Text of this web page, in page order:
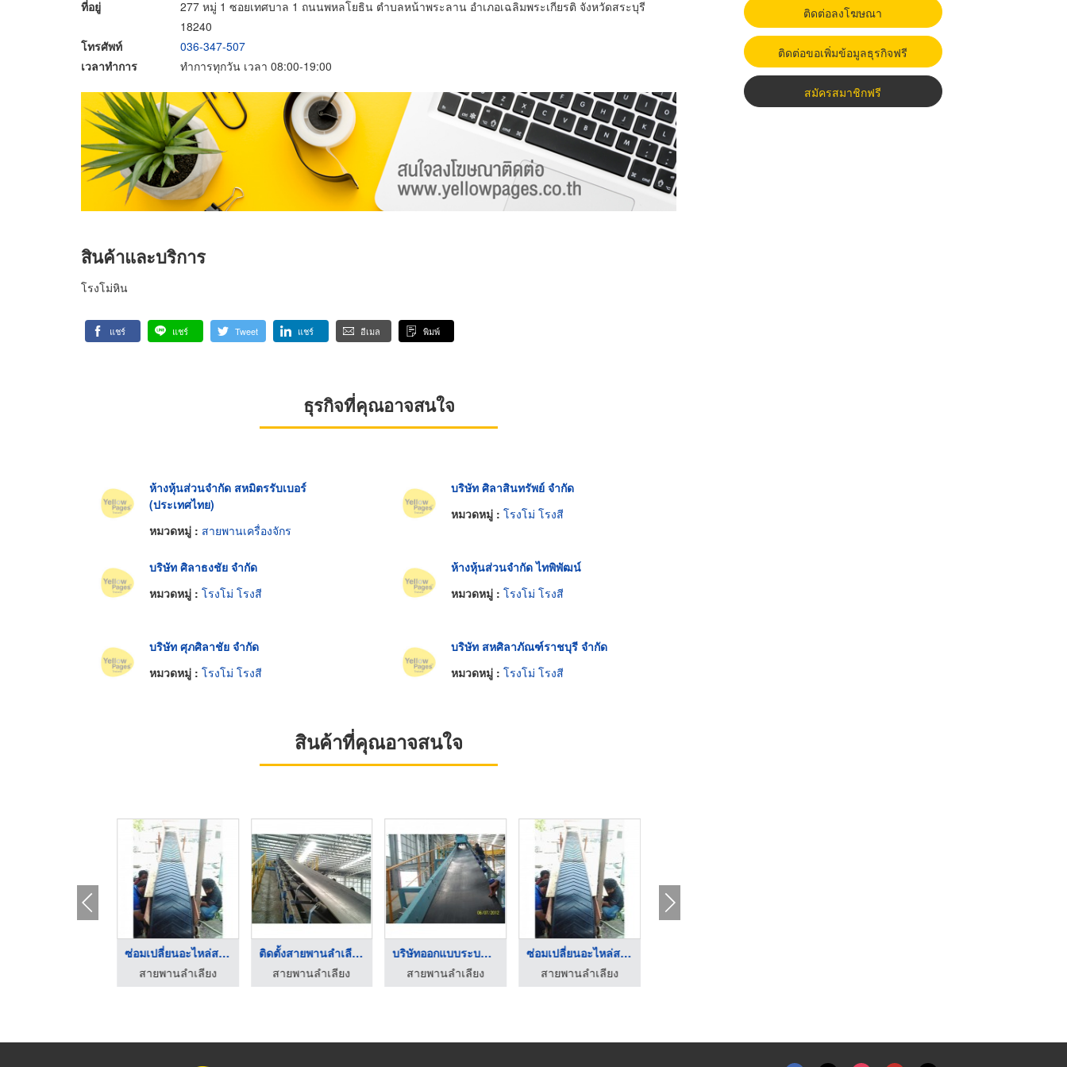
ที่อยู่
277 หมู่ 1 ซอยเทศบาล 1 ถนนพหลโยธิน ตำบลหน้าพระลาน อำเภอเฉลิมพระเกียรติ จังหวัดสระบุรี
18240
โทรศัพท์
036-347-507
เวลาทำการ
ทำการทุกวัน เวลา 08:00-19:00
สินค้าและบริการ
โรงโม่หิน
แชร์ แชร์ Tweet แชร์ อีเมล พิมพ์
ธุรกิจที่คุณอาจสนใจ
ห้างหุ้นส่วนจำกัด สหมิตรรับเบอร์
(ประเทศไทย)
หมวดหมู่ : สายพานเครื่องจักร
บริษัท ศิลาสินทรัพย์ จำกัด
หมวดหมู่ : โรงโม่ โรงสี
บริษัท ศิลาธงชัย จำกัด
หมวดหมู่ : โรงโม่ โรงสี
ห้างหุ้นส่วนจำกัด ไทพิพัฒน์
หมวดหมู่ : โรงโม่ โรงสี
บริษัท ศุภศิลาชัย จำกัด
หมวดหมู่ : โรงโม่ โรงสี
บริษัท สหศิลาภัณฑ์ราชบุรี จำกัด
หมวดหมู่ : โรงโม่ โรงสี
สินค้าที่คุณอาจสนใจ
ซ่อมเปลี่ยนอะไหล่สาย ...
สายพานลำเลียง
ติดตั้งสายพานลำเลียง ...
สายพานลำเลียง
บริษัทออกแบบระบบสายพ ...
สายพานลำเลียง
ซ่อมเปลี่ยนอะไหล่สาย ...
สายพานลำเลียง
ติดต่อลงโฆษณา
ติดต่อขอเพิ่มข้อมูลธุรกิจฟรี
สมัครสมาชิกฟรี